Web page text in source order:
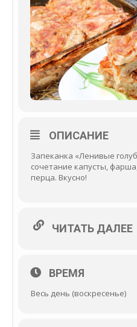
ОПИСАНИЕ
Запеканка «Ленивые
сочетание капусты,
перца. Вкусно!
ЧИТАТЬ ДАЛЕЕ
ВРЕМЯ
Весь день (воскресенье)